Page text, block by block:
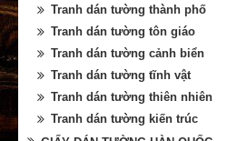
Tranh dán tường thành phố
Tranh dán tường tôn giáo
Tranh dán tường cảnh biển
Tranh dán tường tĩnh vật
Tranh dán tường thiên nhiên
Tranh dán tường kiến trúc